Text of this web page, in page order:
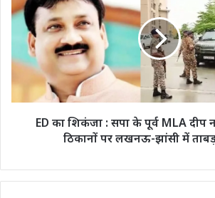
9
साल
सत्ता
बाहर
शिकंजा
के
MLA
दीप
नारायण
ED का शिकंजा : सपा के पूर्व MLA दीप
ठिकानों पर लखनऊ-झांसी में